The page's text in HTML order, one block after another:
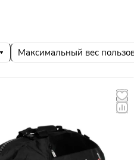
Максимальный вес